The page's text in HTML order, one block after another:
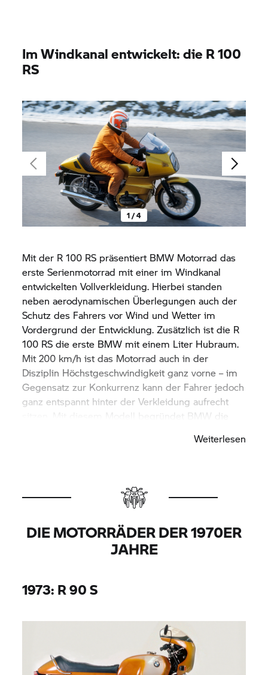
Im Windkanal entwickelt: die R 100
RS
1 / 4
Mit der R 100 RS präsentiert BMW Motorrad das
erste Serienmotorrad mit einer im Windkanal
entwickelten Vollverkleidung. Hierbei standen
neben aerodynamischen Überlegungen auch der
Schutz des Fahrers vor Wind und Wetter im
Vordergrund der Entwicklung. Zusätzlich ist die R
100 RS die erste BMW mit einem Liter Hubraum.
Mit 200 km/h ist das Motorrad auch in der
Disziplin Höchstgeschwindigkeit ganz vorne – im
Gegensatz zur Konkurrenz kann der Fahrer jedoch
ganz entspannt hinter der Verkleidung aufrecht
sitzen. Mit diesem Modell begründet BMW die
Weiterlesen
DIE MOTORRÄDER DER 1970ER
JAHRE
1973: R 90 S